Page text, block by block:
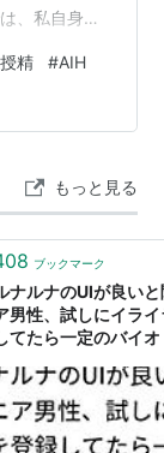
、私自身の
活初心者さ
「排卵日」
が、妊娠の
精 #AIH
もっと見る
ブックマーク
ナルナのUIが良い
男性、試しにイラ
てたら一定のバイ